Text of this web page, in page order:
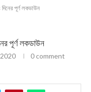
পূর্ণ লকডাউন
পূর্ণ লকডাউন
0 comment